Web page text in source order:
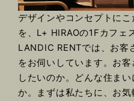
デザインやコンセプトに
を、L+ HIRAOの1Fカフェ
LANDIC RENTでは、お客
をお伺いしています。お
したいのか。どんな住ま
か。まずは私たちに、お